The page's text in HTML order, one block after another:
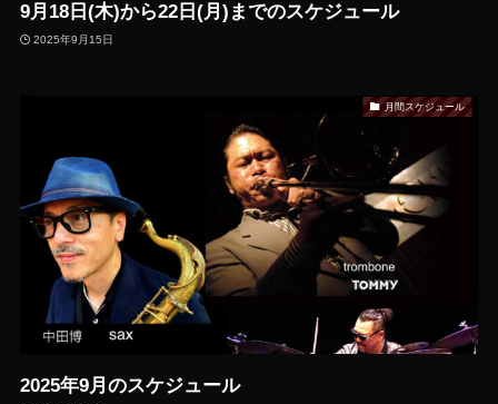
9月18日(木)から22日(月)までのスケジュール
2025年9月15日
月間スケジュール
2025年9月のスケジュール